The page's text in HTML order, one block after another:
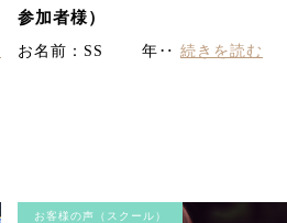
参加者様）
お名前：SS 年‥ 続きを読む
お客様の声（スクール）